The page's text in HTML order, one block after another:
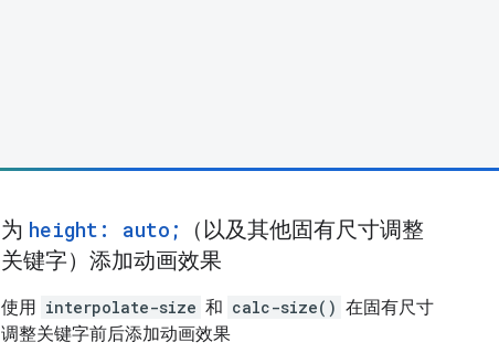
为 height: auto;
（以及其他固有尺寸调整
关键字）添加动画效果
使用 interpolate-size 和 calc-size() 在固有尺寸
调整关键字前后添加动画效果